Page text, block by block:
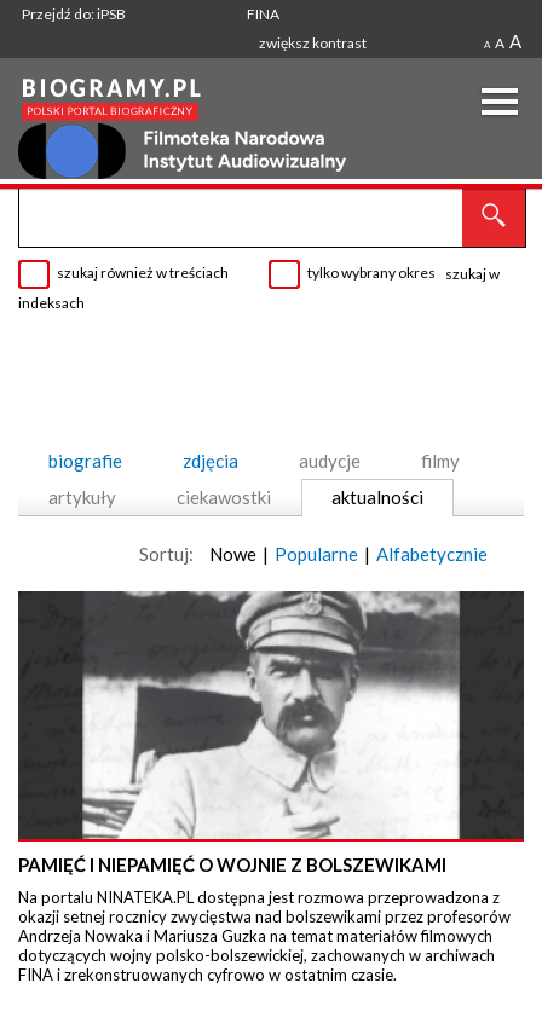
Przejdź do: iPSB
FINA
zwiększ kontrast
A A A
szukaj również w treściach tylko wybrany okres
szukaj w
indeksach
biografie zdjęcia audycje
filmy
artykuły
ciekawostki aktualności
Sortuj: Nowe | Popularne | Alfabetycznie
PAMIĘĆ I NIEPAMIĘĆ O WOJNIE Z BOLSZEWIKAMI
Na portalu NINATEKA.PL dostępna jest rozmowa przeprowadzona z
okazji setnej rocznicy zwycięstwa nad bolszewikami przez profesorów
Andrzeja Nowaka i Mariusza Guzka na temat materiałów filmowych
dotyczących wojny polsko-bolszewickiej, zachowanych w archiwach
FINA i zrekonstruowanych cyfrowo w ostatnim czasie.